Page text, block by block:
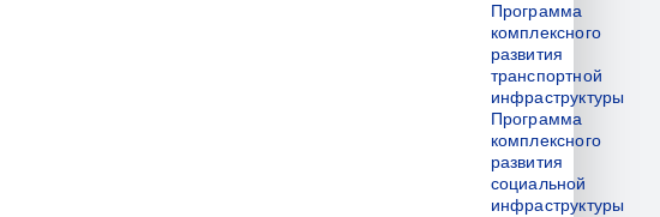
Программа
комплексного
развития
транспортной
инфраструктуры
Программа
комплексного
развития
социальной
инфраструктуры